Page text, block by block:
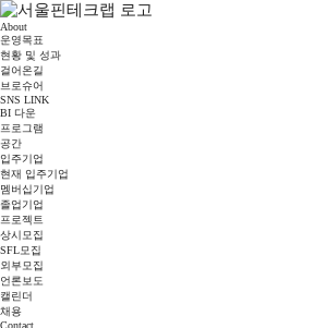
About
운영목표
현황 및 성과
걸어온길
브로슈어
SNS LINK
BI 다운
프로그램
공간
입주기업
현재 입주기업
멤버십기업
졸업기업
프로젝트
상시모집
SFL모집
외부모집
언론보도
캘린더
채용
Contact